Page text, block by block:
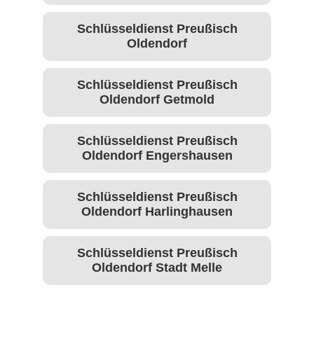
Schlüsseldienst Preußisch
Oldendorf
Schlüsseldienst Preußisch
Oldendorf Getmold
Schlüsseldienst Preußisch
Oldendorf Engershausen
Schlüsseldienst Preußisch
Oldendorf Harlinghausen
Schlüsseldienst Preußisch
Oldendorf Stadt Melle